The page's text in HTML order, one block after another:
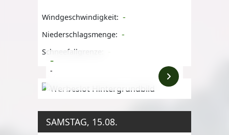
Windgeschwindigkeit: -
Niederschlagsmenge: -
Schneefallgrenze:
Anzeige
-
-
SAMSTAG, 15.08.